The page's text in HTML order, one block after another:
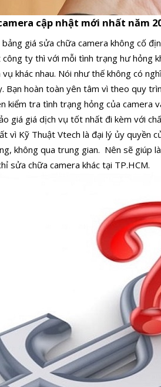
cập nhật mới nhất năm
giá sửa chữa camera không cố
ty thì với mỗi tình trạng hư hỏng
khác nhau. Nói như thế không có
Bạn hoàn toàn yên tâm vì theo quy
kiểm tra tình trạng hỏng của camera
giá giá dịch vụ tốt nhất đi kèm với
vì Kỹ Thuật Vtech là đại lý ủy quyền
không qua trung gian. Nên sẽ giúp
sửa chữa camera khác tại TP.HCM.